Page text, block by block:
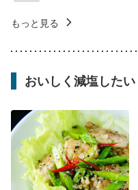
もっと見る
おいしく減塩したい